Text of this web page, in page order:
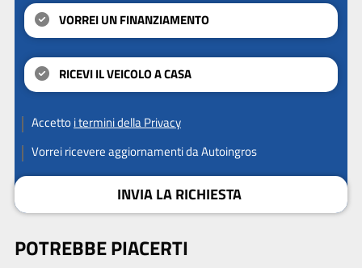
VORREI UN FINANZIAMENTO
RICEVI IL VEICOLO A CASA
Accettoi termini della Privacy
Vorrei ricevere aggiornamenti da Autoingros
INVIA LA RICHIESTA
POTREBBE PIACERTI